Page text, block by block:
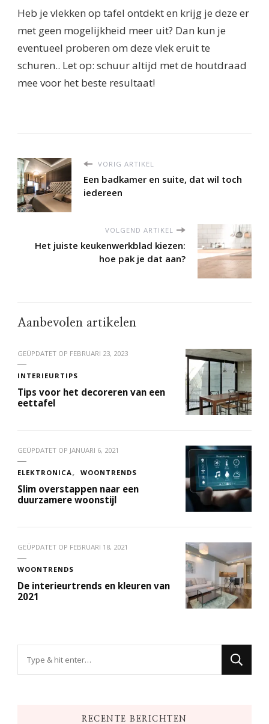
Heb je vlekken op tafel ontdekt en krijg je deze er
met geen mogelijkheid meer uit? Dan kun je
eventueel proberen om deze vlek eruit te
schuren.. Let op: schuur altijd met de houtdraad
mee voor het beste resultaat!
VORIG ARTIKEL
Een badkamer en suite, dat wil toch
iedereen
VOLGEND ARTIKEL
Het juiste keukenwerkblad kiezen:
hoe pak je dat aan?
Aanbevolen artikelen
GEÜPDATET OP FEBRUARI 23, 2023
INTERIEURTIPS
Tips voor het decoreren van een
eettafel
GEÜPDATET OP JANUARI 6, 2021
ELEKTRONICA WOONTRENDS
Slim overstappen naar een
duurzamere woonstijl
GEÜPDATET OP FEBRUARI 18, 2021
WOONTRENDS
De interieurtrends en kleuren van
2021
RECENTE BERICHTEN